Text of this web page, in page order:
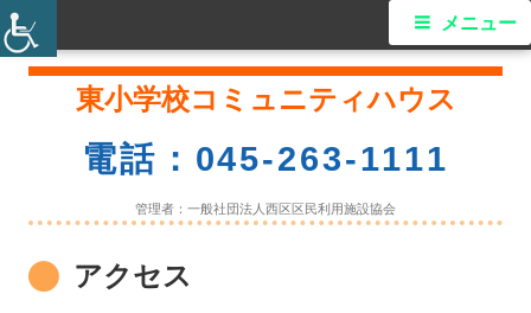
東小学校コミュニティハウス
電話：045-263-1111
管理者：一般社団法人西区区民利用施設協会
メ
メニュー
アクセス